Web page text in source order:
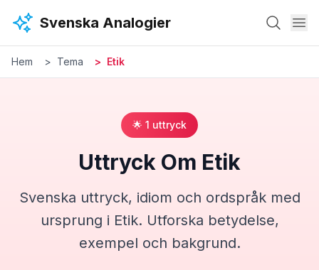
Svenska Analogier
Hem Tema Etik
🌟 1 uttryck
Uttryck Om Etik
Svenska uttryck, idiom och ordspråk med
ursprung i Etik. Utforska betydelse,
exempel och bakgrund.